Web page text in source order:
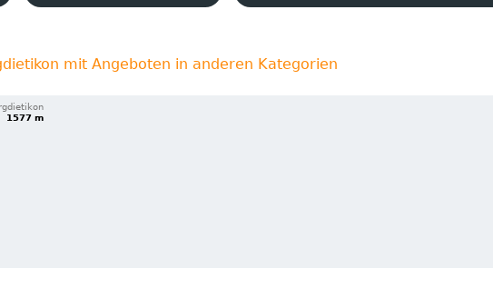
mit Angeboten in anderen Kategorien
1577 m